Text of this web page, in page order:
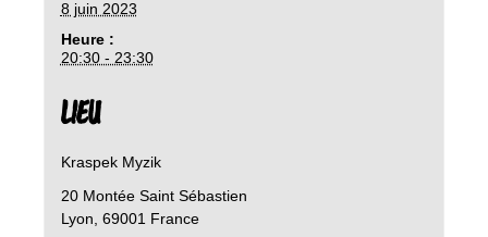
8 juin 2023
Heure :
20:30 - 23:30
LIEU
Kraspek Myzik
20 Montée Saint Sébastien
Lyon 69001 France